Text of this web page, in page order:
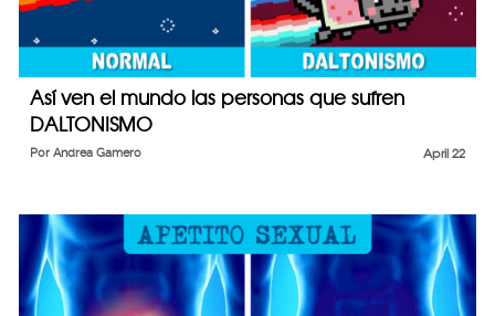
Así ven el mundo las personas que sufren
DALTONISMO
April 22
Por Andrea Gamero